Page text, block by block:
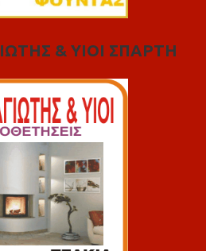
& YIOI ΣΠΑΡΤΗ